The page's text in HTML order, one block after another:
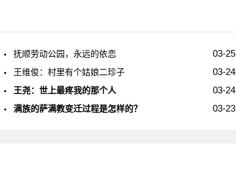
03-25
抚顺劳动公园，永远的依恋
03-24
王维俊：村里有个姑娘二珍子
03-24
王尧：世上最疼我的那个人
03-23
满族的萨满教变迁过程是怎样的？